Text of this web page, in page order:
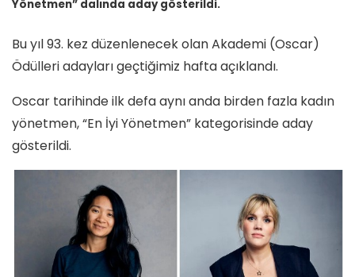
Yönetmen” dalında aday gösterildi.
Bu yıl 93. kez düzenlenecek olan Akademi (Oscar)
Ödülleri adayları geçtiğimiz hafta açıklandı.
Oscar tarihinde ilk defa aynı anda birden fazla kadın
yönetmen, “En İyi Yönetmen” kategorisinde aday
gösterildi.